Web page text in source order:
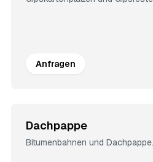
Anfragen
Dachpappe
Bitumenbahnen und Dachpappe.